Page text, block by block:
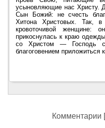
усыновляющие нас
Сын Божий: не счесть
Хитона Христовых. Так, в
кровоточивой женщине:
прикоснулась к краю
со Христом — Господь
благоговением приложиться
Комментарии